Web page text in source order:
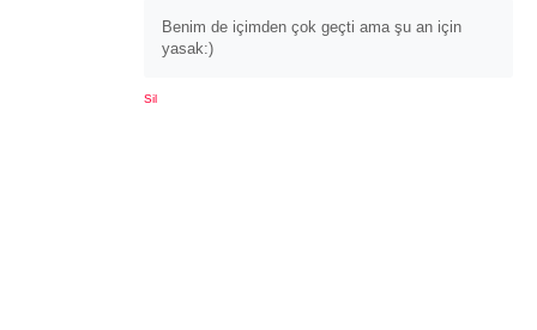
Benim de içimden çok geçti ama şu an için
yasak:)
Sil